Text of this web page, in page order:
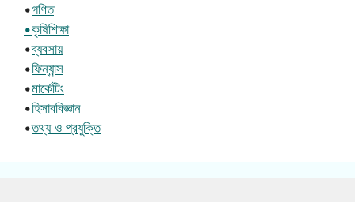
•গণিত
•কৃষিশিক্ষা
•ব্যবসায়
•ফিন্যান্স
•মার্কেটিং
•হিসাববিজ্ঞান
•তথ্য ও প্রযুক্তি